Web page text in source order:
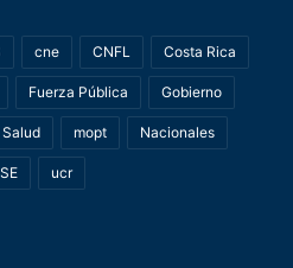
cne CNFL Costa Rica
Fuerza Pública Gobierno
mopt Nacionales
ucr